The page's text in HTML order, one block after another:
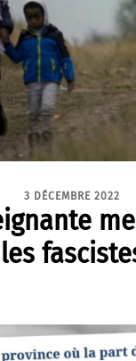
3 DÉCEMBRE 2022
les